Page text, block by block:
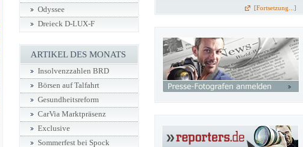
Odyssee
Dreieck D-LUX-F
ARTIKEL DES MONATS
Insolvenzzahlen BRD
Börsen auf Talfahrt
Gesundheitsreform
CarVia Marktpräsenz
Exclusive
Sommerfest bei Spock
[Fortsetzung...]